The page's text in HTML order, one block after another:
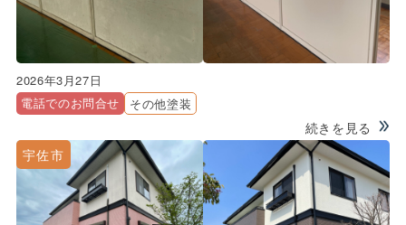
2026年3月27日
電話でのお問合せ
その他塗装
続きを見る
宇佐市